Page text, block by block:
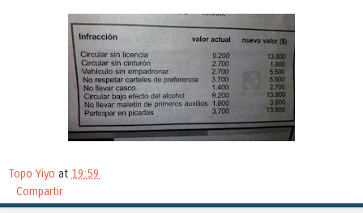
Topo Yiyo at 19:59
Compartir